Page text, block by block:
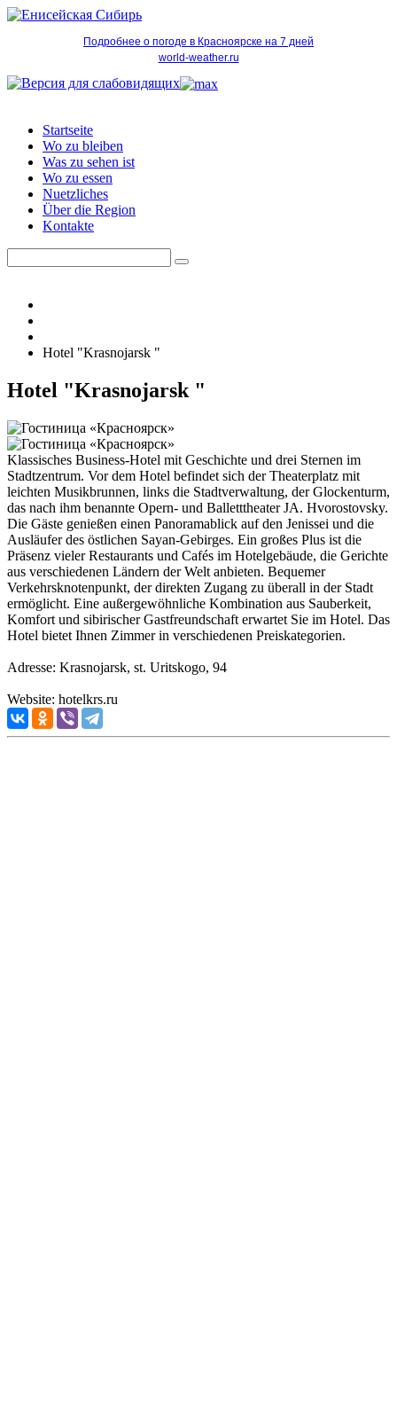
Подробнее о погоде в Красноярске на 7 дней
world-weather.ru
Startseite
Wo zu bleiben
Was zu sehen ist
Wo zu essen
Nuetzliches
Über die Region
Kontakte
Hotel "Krasnojarsk "
Hotel "Krasnojarsk "
Klassisches Business-Hotel mit Geschichte und drei Sternen im
Stadtzentrum. Vor dem Hotel befindet sich der Theaterplatz mit
leichten Musikbrunnen, links die Stadtverwaltung, der Glockenturm,
das nach ihm benannte Opern- und Balletttheater JA. Hvorostovsky.
Die Gäste genießen einen Panoramablick auf den Jenissei und die
Ausläufer des östlichen Sayan-Gebirges. Ein großes Plus ist die
Präsenz vieler Restaurants und Cafés im Hotelgebäude, die Gerichte
aus verschiedenen Ländern der Welt anbieten. Bequemer
Verkehrsknotenpunkt, der direkten Zugang zu überall in der Stadt
ermöglicht. Eine außergewöhnliche Kombination aus Sauberkeit,
Komfort und sibirischer Gastfreundschaft erwartet Sie im Hotel. Das
Hotel bietet Ihnen Zimmer in verschiedenen Preiskategorien.
Adresse: Krasnojarsk, st. Uritskogo, 94
Website: hotelkrs.ru